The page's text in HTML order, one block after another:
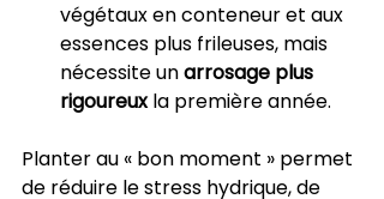
végétaux en conteneur et aux
essences plus frileuses, mais
nécessite un arrosage plus
rigoureux la première année.
Planter au « bon moment » permet
de réduire le stress hydrique, de